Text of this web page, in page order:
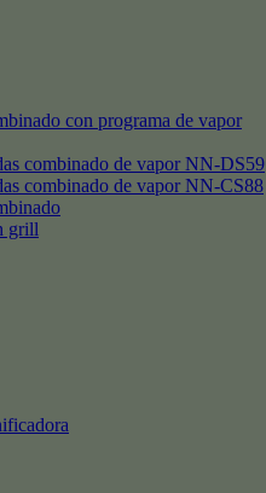
con programa de vapor
combinado de vapor NN-DS59
combinado de vapor NN-CS88
grill